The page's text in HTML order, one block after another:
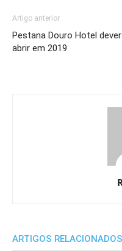
Artigo anterior
Pestana Douro Hotel
abrir em 2019
ARTIGOS RELACIONADOS